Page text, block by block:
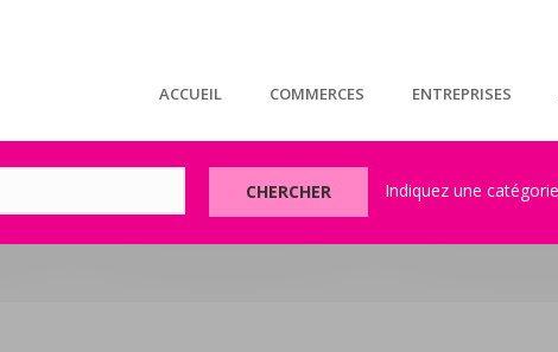
ACCUEIL COMMERCES ENTREPRISES
CHERCHER